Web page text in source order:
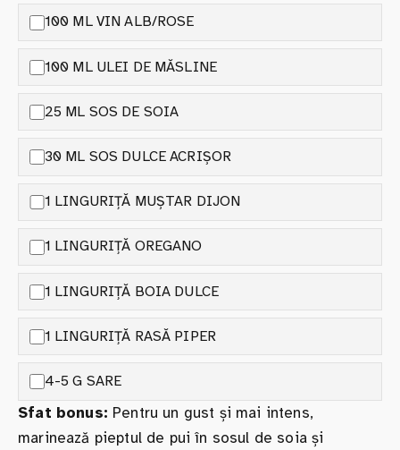
100 ML VIN ALB/ROSE
100 ML ULEI DE MĂSLINE
25 ML SOS DE SOIA
30 ML SOS DULCE ACRIȘOR
1 LINGURIȚĂ MUȘTAR DIJON
1 LINGURIȚĂ OREGANO
1 LINGURIȚĂ BOIA DULCE
1 LINGURIȚĂ RASĂ PIPER
4-5 G SARE
Sfat bonus: Pentru un gust și mai intens,
marinează pieptul de pui în sosul de soia și